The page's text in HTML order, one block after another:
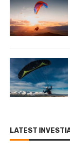
LATEST